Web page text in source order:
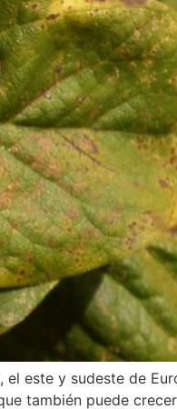
este y sudeste de
también puede